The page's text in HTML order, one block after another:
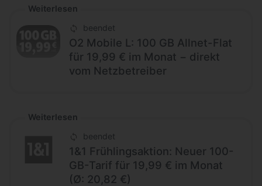
Weiterlesen
beendet
O2 Mobile L: 100 GB Allnet-Flat
für 19,99 € im Monat − direkt
vom Netzbetreiber
Weiterlesen
beendet
1&1 Frühlingsaktion: Neuer 100-
GB-Tarif für 19,99 € im Monat
(Ø: 20,82 €)